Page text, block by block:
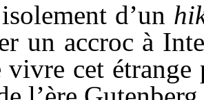
d’un
un accroc à
vivre cet étrange